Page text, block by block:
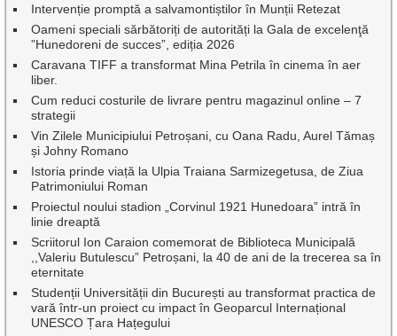
Intervenție promptă a salvamontiștilor în Munții Retezat
Oameni speciali sărbătoriți de autorități la Gala de excelenţă
”Hunedoreni de succes”, ediția 2026
Caravana TIFF a transformat Mina Petrila în cinema în aer
liber.
Cum reduci costurile de livrare pentru magazinul online – 7
strategii
Vin Zilele Municipiului Petroșani, cu Oana Radu, Aurel Tămaș
și Johny Romano
Istoria prinde viață la Ulpia Traiana Sarmizegetusa, de Ziua
Patrimoniului Roman
Proiectul noului stadion „Corvinul 1921 Hunedoara” intră în
linie dreaptă
Scriitorul Ion Caraion comemorat de Biblioteca Municipală
,,Valeriu Butulescu” Petroșani, la 40 de ani de la trecerea sa în
eternitate
Studenții Universității din București au transformat practica de
vară într-un proiect cu impact în Geoparcul Internațional
UNESCO Țara Hațegului